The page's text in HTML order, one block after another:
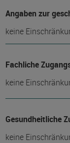
Angaben zur
keine
Fachliche
keine
Gesundheitliche
keine